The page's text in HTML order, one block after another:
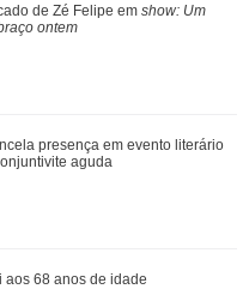
de Zé Felipe em show: Um
ontem
aos 68 anos de idade
presença em evento literário
de Zé Felipe em show: Um
ontem
presença em evento literário
aguda
aos 68 anos de idade